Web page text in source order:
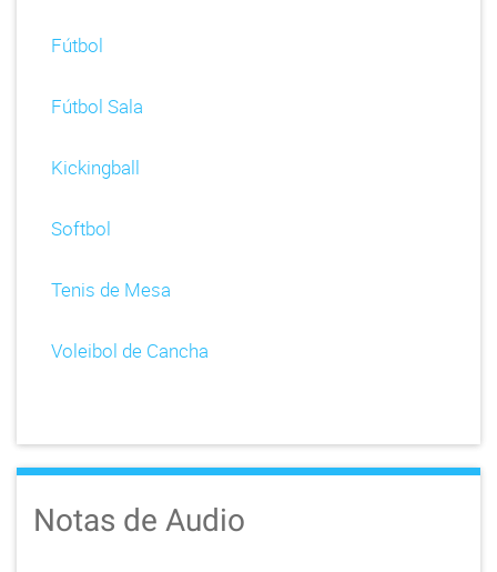
Fútbol
Fútbol Sala
Kickingball
Softbol
Tenis de Mesa
Voleibol de Cancha
Notas de Audio